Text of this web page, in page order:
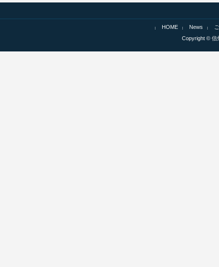
HOME News
Copyright © 信